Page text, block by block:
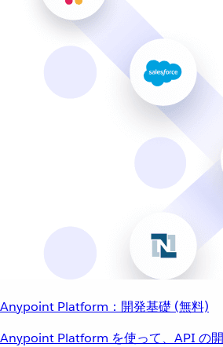
Anypoint Platform：開発基礎 (無料)
Anypoint Platform を使って、API の